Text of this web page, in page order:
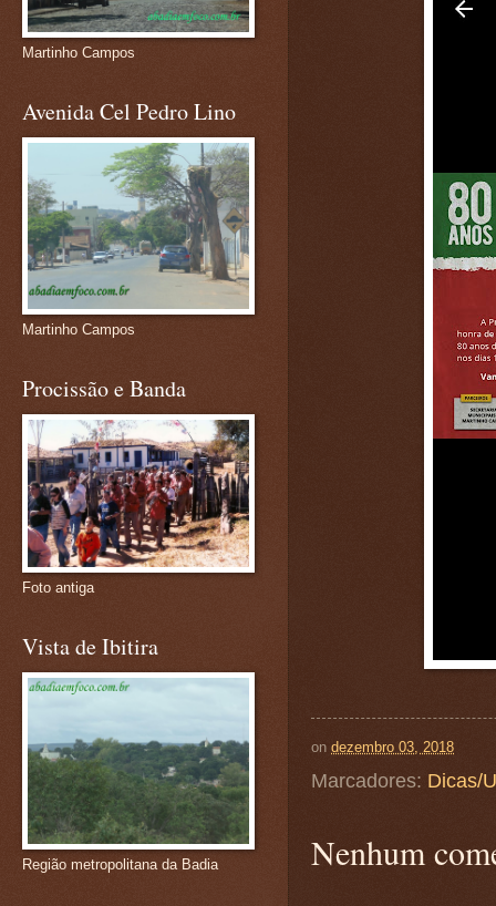
on dezembro 03, 2018
Marcadores: Dicas/
Nenhum
Martinho Campos
Avenida Cel Pedro Lino
Martinho Campos
Procissão e Banda
Foto antiga
Vista de Ibitira
Região metropolitana da Badia